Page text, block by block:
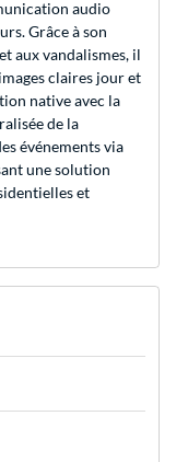
audio
Grâce à son
aux vandalismes, il
claires jour et
native avec la
de la
événements via
une solution
et